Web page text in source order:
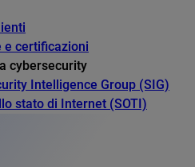
e certificazioni
cybersecurity
Intelligence Group (SIG)
stato di Internet (SOTI)